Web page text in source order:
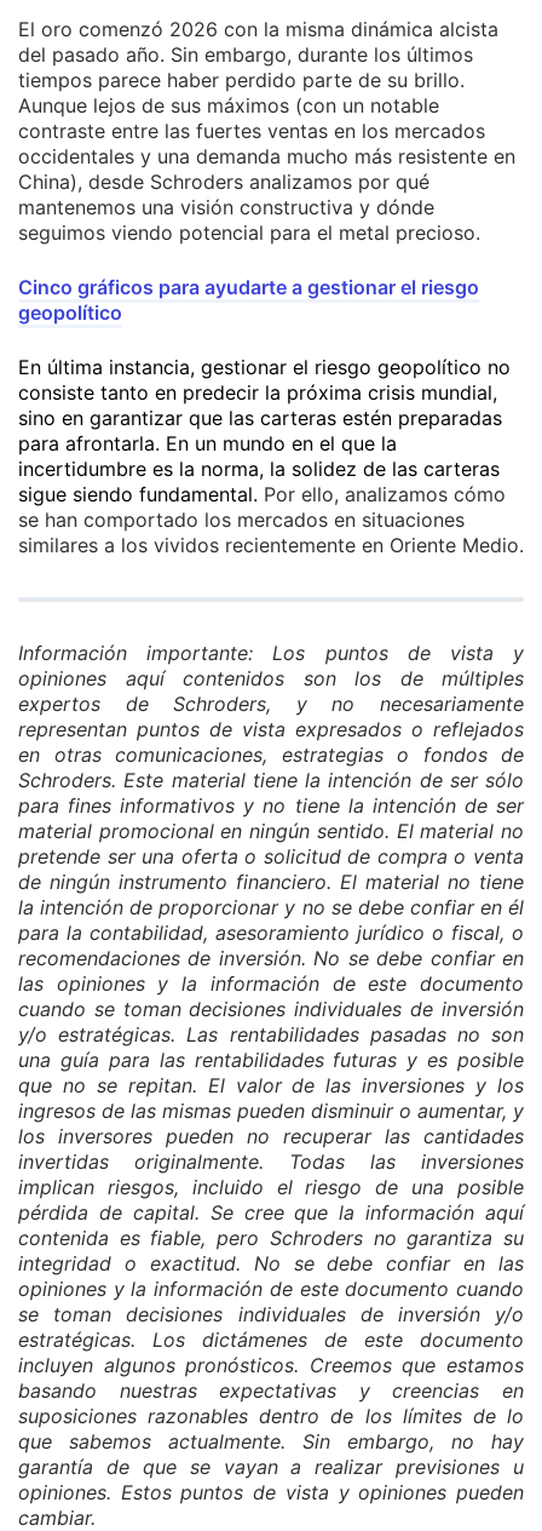
El oro comenzó 2026 con la misma dinámica alcista
del pasado año. Sin embargo, durante los últimos
tiempos parece haber perdido parte de su brillo.
Aunque lejos de sus máximos (con un notable
contraste entre las fuertes ventas en los mercados
occidentales y una demanda mucho más resistente en
China), desde Schroders analizamos por qué
mantenemos una visión constructiva y dónde
seguimos viendo potencial para el metal precioso.
Cinco gráficos para ayudarte a gestionar el riesgo
geopolítico
En última instancia, gestionar el riesgo geopolítico no
consiste tanto en predecir la próxima crisis mundial,
sino en garantizar que las carteras estén preparadas
para afrontarla. En un mundo en el que la
incertidumbre es la norma, la solidez de las carteras
sigue siendo fundamental. Por ello, analizamos cómo
se han comportado los mercados en situaciones
similares a los vividos recientemente en Oriente Medio.
Información importante: Los puntos de vista y
opiniones aquí contenidos son los de múltiples
expertos de Schroders, y no necesariamente
representan puntos de vista expresados o reflejados
en otras comunicaciones, estrategias o fondos de
Schroders. Este material tiene la intención de ser sólo
para fines informativos y no tiene la intención de ser
material promocional en ningún sentido. El material no
pretende ser una oferta o solicitud de compra o venta
de ningún instrumento financiero. El material no tiene
la intención de proporcionar y no se debe confiar en él
para la contabilidad, asesoramiento jurídico o fiscal, o
recomendaciones de inversión. No se debe confiar en
las opiniones y la información de este documento
cuando se toman decisiones individuales de inversión
y/o estratégicas. Las rentabilidades pasadas no son
una guía para las rentabilidades futuras y es posible
que no se repitan. El valor de las inversiones y los
ingresos de las mismas pueden disminuir o aumentar, y
los inversores pueden no recuperar las cantidades
invertidas originalmente. Todas las inversiones
implican riesgos, incluido el riesgo de una posible
pérdida de capital. Se cree que la información aquí
contenida es fiable, pero Schroders no garantiza su
integridad o exactitud. No se debe confiar en las
opiniones y la información de este documento cuando
se toman decisiones individuales de inversión y/o
estratégicas. Los dictámenes de este documento
incluyen algunos pronósticos. Creemos que estamos
basando nuestras expectativas y creencias en
suposiciones razonables dentro de los límites de lo
que sabemos actualmente. Sin embargo, no hay
garantía de que se vayan a realizar previsiones u
opiniones. Estos puntos de vista y opiniones pueden
cambiar.